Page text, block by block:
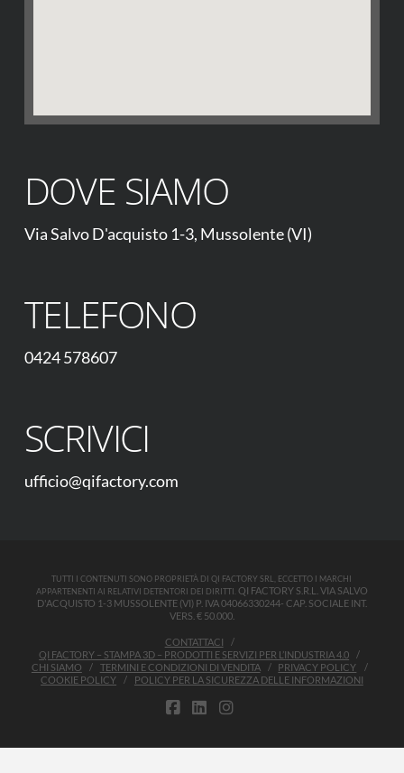
DOVE SIAMO
Via Salvo D'acquisto 1-3, Mussolente (VI)
TELEFONO
0424 578607
SCRIVICI
ufficio@qifactory.com
TUTTI I CONTENUTI SONO PROPRIETÀ DI QI FACTORY SRL, ECCETTO I MARCHI
APPARTENENTI AI RELATIVI DETENTORI DEI DIRITTI. QI FACTORY S.R.L. VIA SALVO
D'ACQUISTO 1-3 MUSSOLENTE (VI) P. IVA 04066330244- CAP. SOCIALE INT.
VERS. € 50.000.
CONTATTACI
QI FACTORY – STAMPA 3D – PRODOTTI E SERVIZI PER L’INDUSTRIA 4.0
CHI SIAMO
TERMINI E CONDIZIONI DI VENDITA
PRIVACY POLICY
COOKIE POLICY
POLICY PER LA SICUREZZA DELLE INFORMAZIONI